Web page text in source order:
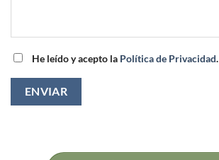
He leído y acepto la Política de Privacidad.